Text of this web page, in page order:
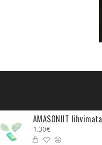
AMASONIIT lihvimata
1.30€